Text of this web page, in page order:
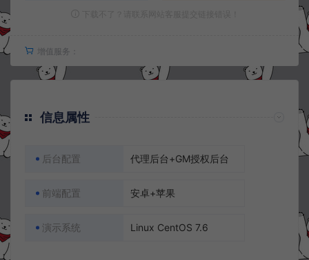
增值服务：
信息属性
后台配置 代理后台+GM授权后台
前端配置 安卓+苹果
演示系统 Linux CentOS 7.6